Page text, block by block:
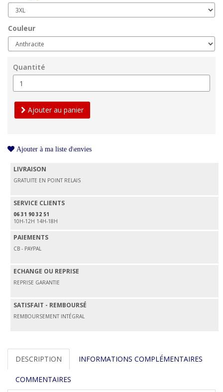
Couleur
Quantité
Ajouter au panier
Ajouter à ma liste d\envies
LIVRAISON
GRATUITE EN POINT RELAIS
SERVICE CLIENTS
06 31 90 32 51
10H-12H 14H-18H
PAIEMENTS
CB - PAYPAL
ECHANGE OU REPRISE
REPRISE GARANTIE
SATISFAIT - REMBOURSÉ
REMBOURSEMENT INTÉGRAL
DESCRIPTION INFORMATIONS COMPLÉMENTAIRES
COMMENTAIRES